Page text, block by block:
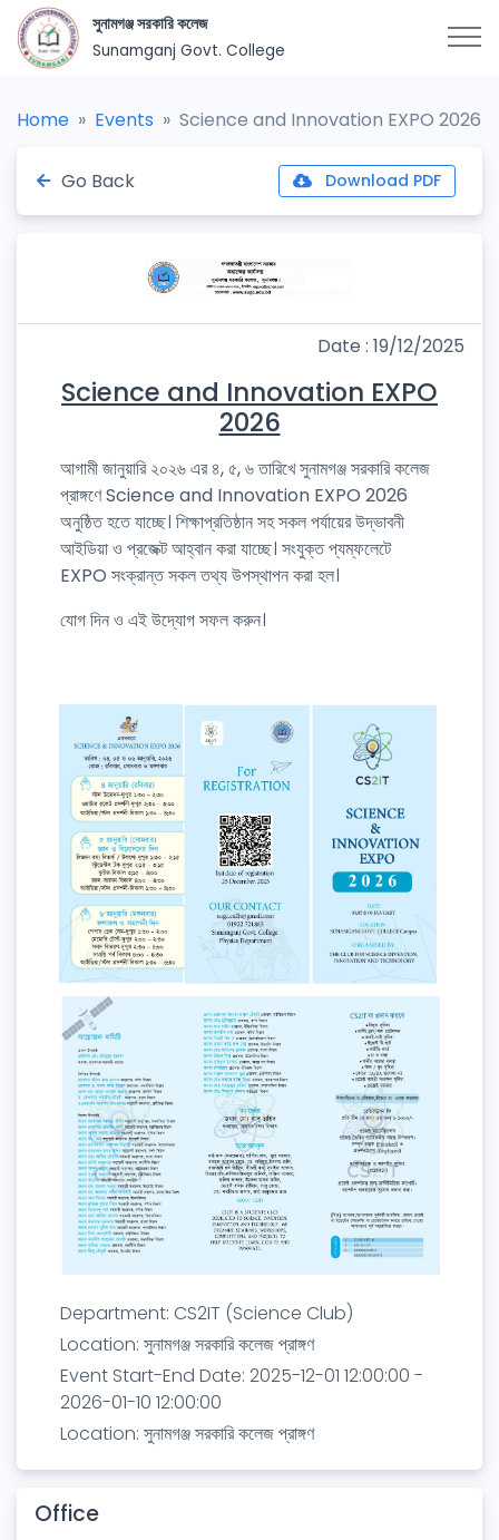
সুনামগঞ্জ সরকারি কলেজ
Sunamganj Govt. College
Home Events Science and Innovation EXPO 2026
Go Back Download PDF
Date : 19/12/2025
Science and Innovation EXPO
2026
আগামী জানুয়ারি ২০২৬ এর ৪, ৫, ৬ তারিখে সুনামগঞ্জ সরকারি কলেজ
প্রাঙ্গণে Science and Innovation EXPO 2026
অনুষ্ঠিত হতে যাচ্ছে। শিক্ষাপ্রতিষ্ঠান সহ সকল পর্যায়ের উদ্ভাবনী
আইডিয়া ও প্রজেক্ট আহ্বান করা যাচ্ছে। সংযুক্ত প্যম্ফলেটে
EXPO সংক্রান্ত সকল তথ্য উপস্থাপন করা হল।
যোগ দিন ও এই উদ্যোগ সফল করুন।
Department: CS2IT (Science Club)
Location: সুনামগঞ্জ সরকারি কলেজ প্রাঙ্গণ
Event Start-End Date: 2025-12-01 12:00:00 -
2026-01-10 12:00:00
Location: সুনামগঞ্জ সরকারি কলেজ প্রাঙ্গণ
Office